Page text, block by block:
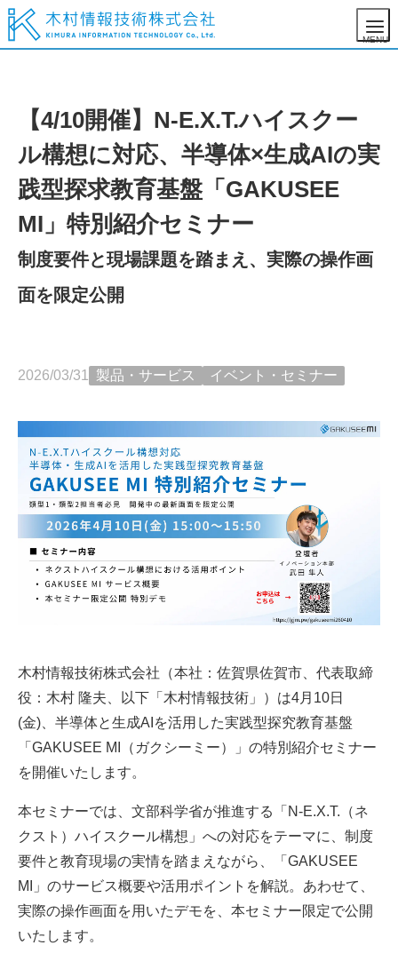
【4/10開催】N-E.X.T.ハイスクー
ル構想に対応、半導体×生成AIの実
践型探求教育基盤「GAKUSEE
MI」特別紹介セミナー
制度要件と現場課題を踏まえ、実際の操作画
面を限定公開
2026/03/31 製品・サービス イベント・セミナー
木村情報技術株式会社（本社：佐賀県佐賀市、代表取締
役：木村 隆夫、以下「木村情報技術」）は4月10日
(金)、半導体と生成AIを活用した実践型探究教育基盤
「GAKUSEE MI（ガクシーミー）」の特別紹介セミナー
を開催いたします。
本セミナーでは、文部科学省が推進する「N-E.X.T.（ネ
クスト）ハイスクール構想」への対応をテーマに、制度
要件と教育現場の実情を踏まえながら、「GAKUSEE
MI」のサービス概要や活用ポイントを解説。あわせて、
実際の操作画面を用いたデモを、本セミナー限定で公開
いたします。